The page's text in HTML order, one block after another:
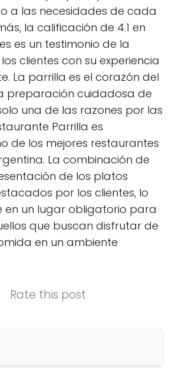
a las necesidades de cada
la calificación de 4.1 en
es un testimonio de la
clientes con su experiencia
La parrilla es el corazón del
preparación cuidadosa de
una de las razones por las
Parrilla es
de los mejores restaurantes
La combinación de
de los platos
por los clientes, lo
en un lugar obligatorio para
que buscan disfrutar de
en un ambiente
Rate this post